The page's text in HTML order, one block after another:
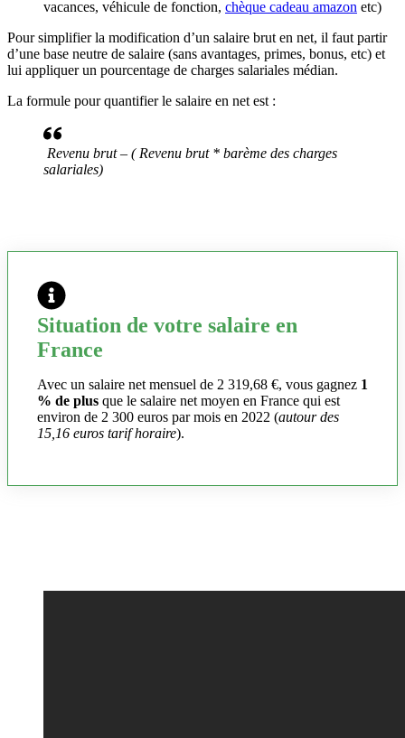
vacances, véhicule de fonction, chèque cadeau amazon etc)
Pour simplifier la modification d’un salaire brut en net, il faut partir
d’une base neutre de salaire (sans avantages, primes, bonus, etc) et
lui appliquer un pourcentage de charges salariales médian.
La formule pour quantifier le salaire en net est :
Revenu brut – ( Revenu brut * barème des charges
salariales)
Situation de votre salaire en
France
Avec un salaire net mensuel de 2 319,68 €, vous gagnez 1
% de plus que le salaire net moyen en France qui est
environ de 2 300 euros par mois en 2022 (autour des
15,16 euros tarif horaire).